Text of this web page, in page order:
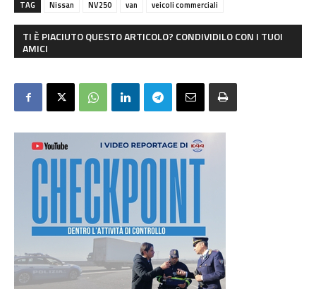
TAG Nissan NV250 van veicoli commerciali
TI È PIACIUTO QUESTO ARTICOLO? CONDIVIDILO CON I TUOI
AMICI